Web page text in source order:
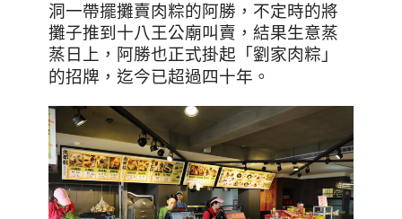
洞一帶擺攤賣肉粽的阿勝，不定時的將
攤子推到十八王公廟叫賣，結果生意蒸
蒸日上，阿勝也正式掛起「劉家肉粽」
的招牌，迄今已超過四十年 。